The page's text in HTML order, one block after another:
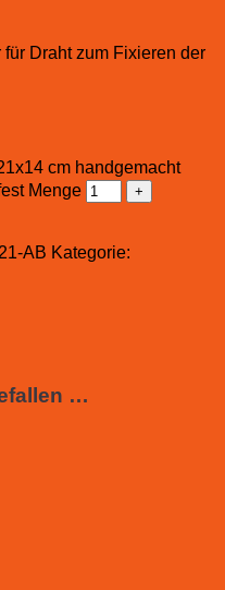
für Draht zum Fixieren der
cm handgemacht
Menge
AB Kategorie:
…